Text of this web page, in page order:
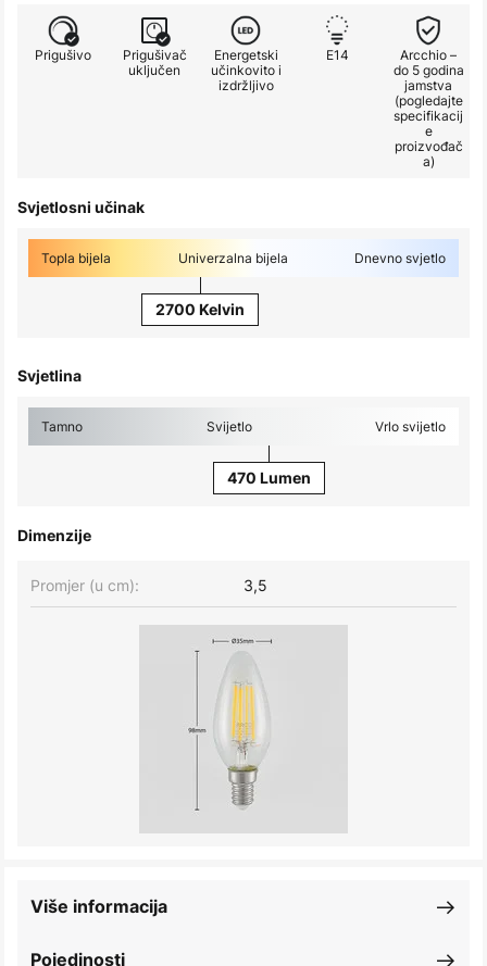
Prigušivo
Prigušivač
uključen
Energetski
učinkovito i
izdržljivo
E14
Arcchio –
do 5 godina
jamstva
(pogledajte
specifikacij
e
proizvođač
a)
Svjetlosni učinak
Topla bijela Univerzalna bijela Dnevno svjetlo
2700 Kelvin
Svjetlina
Tamno Svijetlo Vrlo svijetlo
470 Lumen
Dimenzije
Promjer (u cm): 3,5
Pojedinosti
Više informacija